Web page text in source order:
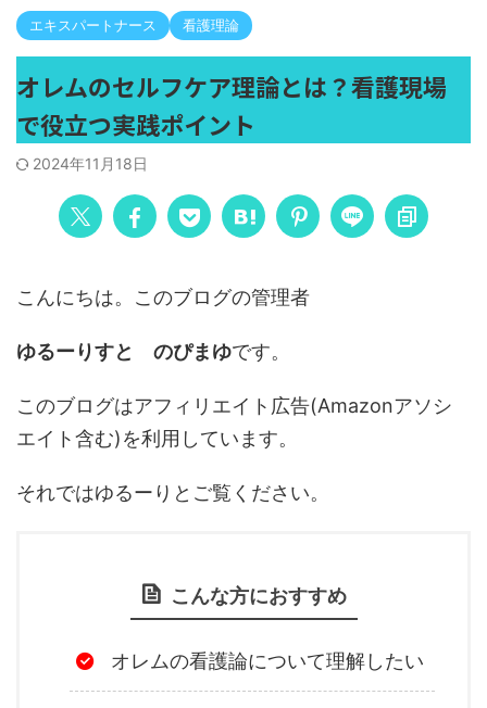
エキスパートナース 看護理論
オレムのセルフケア理論とは？看護現場
で役立つ実践ポイント
2024年11月18日
こんにちは。このブログの管理者
ゆるーりすと のぴまゆです。
このブログはアフィリエイト広告(Amazonアソシ
エイト含む)を利用しています。
それではゆるーりとご覧ください。
こんな方におすすめ
オレムの看護論について理解したい